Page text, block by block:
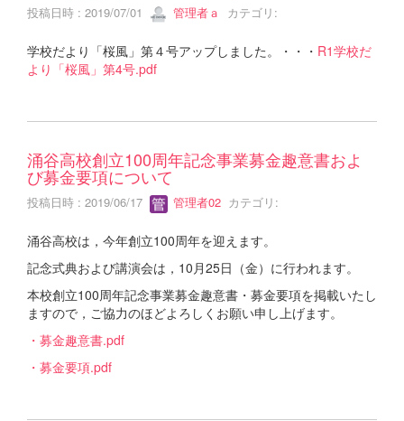
投稿日時 : 2019/07/01 管理者ａ カテゴリ:
学校だより「桜風」第４号アップしました。・・・ R1学校だ
より「桜風」第4号.pdf
涌谷高校創立100周年記念事業募金趣意書およ
び募金要項について
投稿日時 : 2019/06/17 管理者02 カテゴリ:
涌谷高校は，今年創立100周年を迎えます。
記念式典および講演会は，10月25日（金）に行われます。
本校創立100周年記念事業募金趣意書・募金要項を掲載いたし
ますので，ご協力のほどよろしくお願い申し上げます。
・募金趣意書.pdf
・募金要項.pdf